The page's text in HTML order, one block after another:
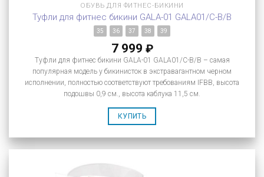
ОБУВЬ ДЛЯ ФИТНЕС-БИКИНИ
Туфли для фитнес бикини GALA-01 GALA01/C-B/B
35 36 37 38 39
7 999 ₽
Туфли для фитнес бикини GALA-01 GALA01/C-B/B – самая
популярная модель у бикинисток в экстравагантном черном
исполнении, полностью соответствуют требованиям IFBB, высота
подошвы 0,9 см., высота каблука 11,5 см.
КУПИТЬ